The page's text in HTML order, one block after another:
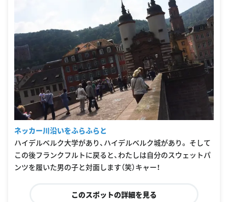
ネッカー川沿いをふらふらと
ハイデルベルク大学があり、ハイデルベルク城があり。 そして
この後フランクフルトに戻ると、わたしは自分のスウェットパ
ンツを履いた男の子と対面します（笑）キャー！
このスポットの詳細を見る